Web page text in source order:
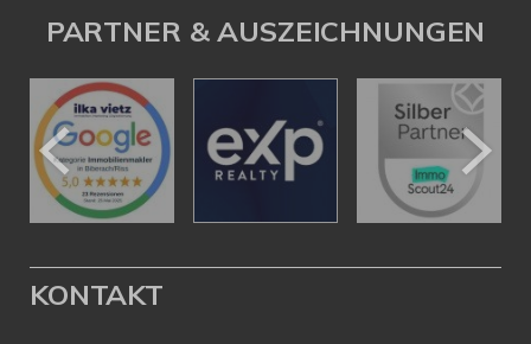
PARTNER & AUSZEICHNUNGEN
KONTAKT